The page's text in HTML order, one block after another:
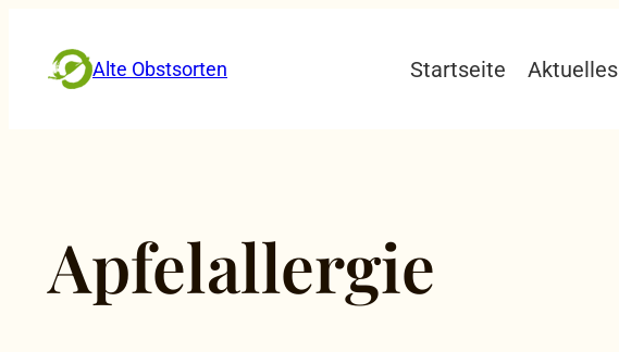
Inhalt
springen
Alte Obstsorten Startseite Aktuelles
Apfelallergie